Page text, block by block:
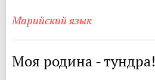
Марийский язык
Моя родина - тундра!